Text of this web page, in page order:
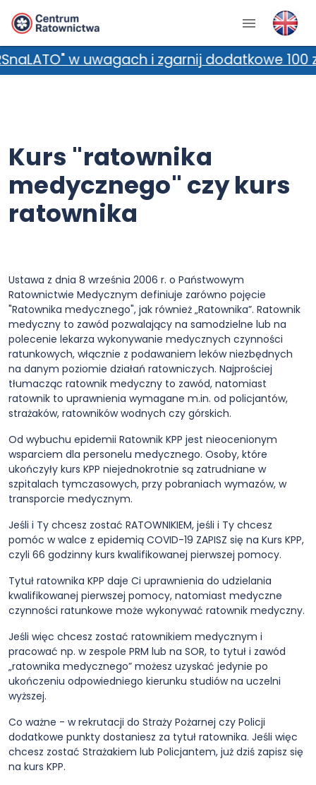
w uwagach i zgarnij dodatkowe 100 zł
Kurs "ratownika
medycznego" czy kurs
ratownika
Ustawa z dnia 8 września 2006 r. o Państwowym
Ratownictwie Medycznym definiuje zarówno pojęcie
"Ratownika medycznego", jak również „Ratownika”. Ratownik
medyczny to zawód pozwalający na samodzielne lub na
polecenie lekarza wykonywanie medycznych czynności
ratunkowych, włącznie z podawaniem leków niezbędnych
na danym poziomie działań ratowniczych. Najprościej
tłumacząc ratownik medyczny to zawód, natomiast
ratownik to uprawnienia wymagane m.in. od policjantów,
strażaków, ratowników wodnych czy górskich.
Od wybuchu epidemii Ratownik KPP jest nieocenionym
wsparciem dla personelu medycznego. Osoby, które
ukończyły kurs KPP niejednokrotnie są zatrudniane w
szpitalach tymczasowych, przy pobraniach wymazów, w
transporcie medycznym.
Jeśli i Ty chcesz zostać RATOWNIKIEM, jeśli i Ty chcesz
pomóc w walce z epidemią COVID-19 ZAPISZ się na Kurs KPP,
czyli 66 godzinny kurs kwalifikowanej pierwszej pomocy.
Tytuł ratownika KPP daje Ci uprawnienia do udzielania
kwalifikowanej pierwszej pomocy, natomiast medyczne
czynności ratunkowe może wykonywać ratownik medyczny.
Jeśli więc chcesz zostać ratownikiem medycznym i
pracować np. w zespole PRM lub na SOR, to tytuł i zawód
„ratownika medycznego” możesz uzyskać jedynie po
ukończeniu odpowiedniego kierunku studiów na uczelni
wyższej.
Co ważne - w rekrutacji do Straży Pożarnej czy Policji
dodatkowe punkty dostaniesz za tytuł ratownika. Jeśli więc
chcesz zostać Strażakiem lub Policjantem, już dziś zapisz się
na kurs KPP.